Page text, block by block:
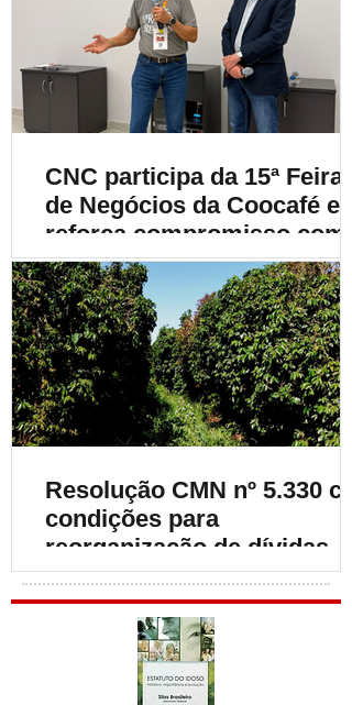
CNC participa da 15ª Feira
de Negócios da Coocafé e
reforça compromisso com
fortalecimento da
cafeicultura
Resolução CMN nº 5.330
condições para
reorganização de dívidas de
cafeicultores